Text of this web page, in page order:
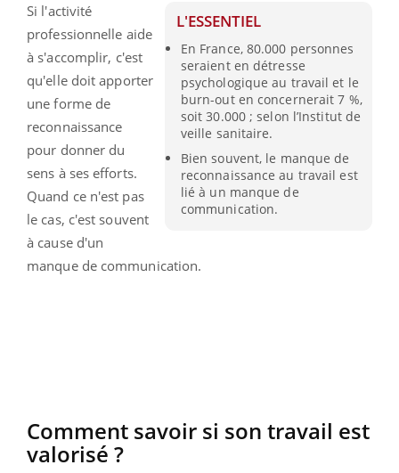
L'ESSENTIEL
En France, 80.000 personnes
seraient en détresse
psychologique au travail et le
burn-out en concernerait 7 %,
soit 30.000 ; selon l’Institut de
veille sanitaire.
Bien souvent, le manque de
reconnaissance au travail est
lié à un manque de
communication.
Si l'activité
professionnelle aide
à s'accomplir, c'est
qu'elle doit apporter
une forme de
reconnaissance
pour donner du
sens à ses efforts.
Quand ce n'est pas
le cas, c'est souvent
à cause d'un
manque de communication.
Comment savoir si son travail est
valorisé ?